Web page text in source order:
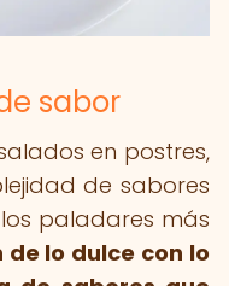
sabor
en postres,
de sabores
paladares más
lo dulce con lo